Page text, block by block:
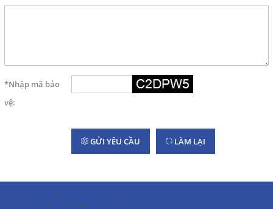
*Nhập mã bảo
vệ:
GỬI YÊU CẦU LÀM LẠI
THEO DÕI